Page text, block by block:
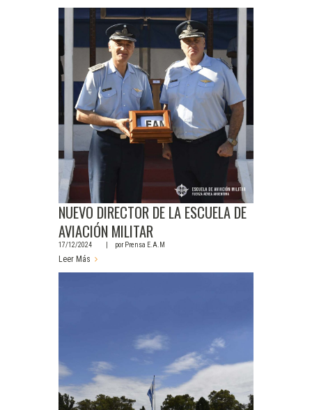
NUEVO DIRECTOR DE LA ESCUELA DE
AVIACIÓN MILITAR
17/12/2024 porPrensa E.A.M
Leer Más